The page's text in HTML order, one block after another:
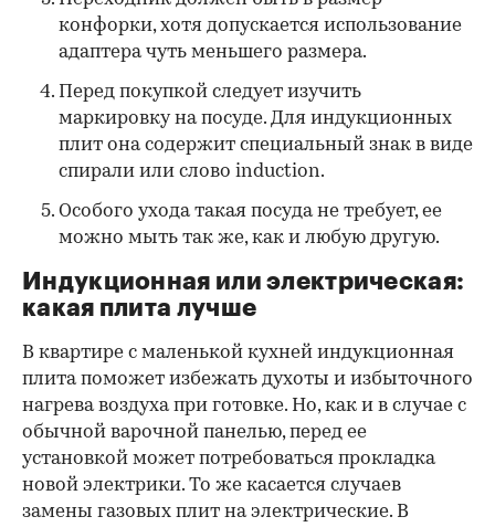
конфорки, хотя допускается использование
адаптера чуть меньшего размера.
Перед покупкой следует изучить
маркировку на посуде. Для индукционных
плит она содержит специальный знак в виде
спирали или слово induction.
Особого ухода такая посуда не требует, ее
можно мыть так же, как и любую другую.
Индукционная или электрическая:
какая плита лучше
В квартире с маленькой кухней индукционная
плита поможет избежать духоты и избыточного
нагрева воздуха при готовке. Но, как и в случае с
обычной варочной панелью, перед ее
установкой может потребоваться прокладка
новой электрики. То же касается случаев
замены газовых плит на электрические. В